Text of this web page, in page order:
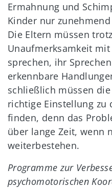
Ermahnung und
Kinder nur
Die Eltern müssen
Unaufmerksamkeit
sprechen, ihr
erkennbare
schließlich müssen
richtige Einstellung zu
finden, denn das
über lange Zeit, wenn
weiterbestehen.
Programme zur
psychomotorischen